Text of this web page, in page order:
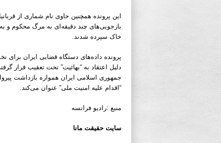
بازجویی‌های چند دقیقه‌ای به مرگ محکوم و
خاک سپرده شدند.
دلیل اعتقاد به “بهائیت” تحت تعقیب قرار
جمهوری اسلامی ایران همواره بازداشت
“اقدام علیه امنیت ملی” عنوان می‌کند.
منبع :رادیو فرانسه
سایت حقیقت مانا